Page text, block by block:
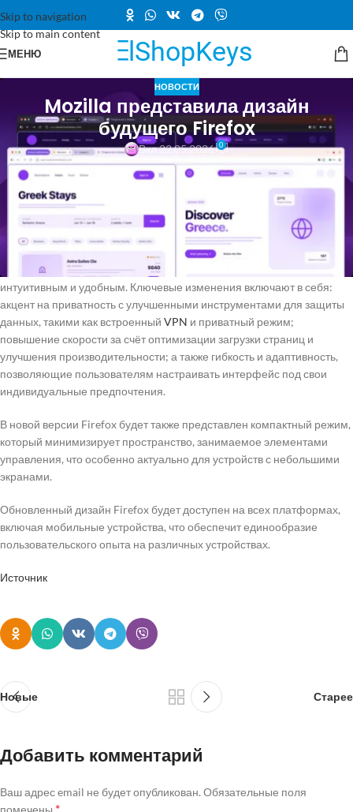
Skip to navigation
Skip to main content
МЕНЮ
НОВОСТИ
Mozilla представила дизайн
будущего Firefox
Вкл 22.05.2026 0
Компания Mozilla официально объявила о выпуске в 2026 году
новой версии браузера Firefox с обновленным дизайном, известным
под кодовым названием Nova. Уже сейчас пользователи могут
протестировать эту версию, активировав её в настройках.
В рамках проекта Nova разработчики сосредоточили усилия на
улучшении пользовательского опыта, сделав интерфейс более
интуитивным и удобным. Ключевые изменения включают в себя:
акцент на приватность с улучшенными инструментами для защиты
данных, такими как встроенный VPN и приватный режим;
повышение скорости за счёт оптимизации загрузки страниц и
улучшения производительности; а также гибкость и адаптивность,
позволяющие пользователям настраивать интерфейс под свои
индивидуальные предпочтения.
В новой версии Firefox будет также представлен компактный режим,
который минимизирует пространство, занимаемое элементами
управления, что особенно актуально для устройств с небольшими
экранами.
Обновленный дизайн Firefox будет доступен на всех платформах,
включая мобильные устройства, что обеспечит единообразие
пользовательского опыта на различных устройствах.
Источник
Новые Старее
Добавить комментарий
Ваш адрес email не будет опубликован. Обязательные поля
*